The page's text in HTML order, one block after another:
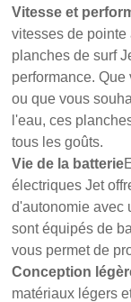
Vitesse et
vitesses de
planches de surf
performance.
ou que vous
l'eau, ces
tous les goûts.
Vie de la batterie
électriques Jet
d'autonomie avec
sont équipés de
vous permet de
Conception
matériaux légers